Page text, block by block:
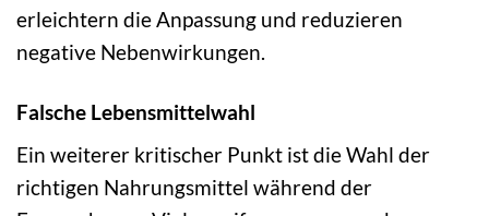
erleichtern die Anpassung und reduzieren
negative Nebenwirkungen.
Falsche Lebensmittelwahl
Ein weiterer kritischer Punkt ist die Wahl der
richtigen Nahrungsmittel während der